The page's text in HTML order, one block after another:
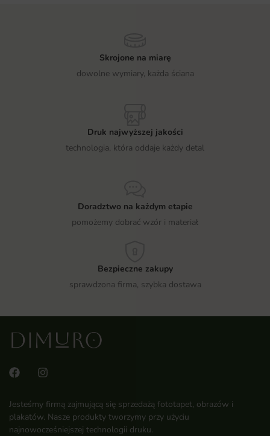
Skrojone na miarę
dowolne wymiary, każda ściana
Druk najwyższej jakości
technologia, która oddaje każdy detal
Doradztwo na każdym etapie
pomożemy dobrać wzór i materiał
Bezpieczne zakupy
sprawdzona firma, szybka dostawa
Jesteśmy firmą zajmującą się sprzedażą fototapet, obrazów i
plakatów. Nasze produkty tworzymy przy użyciu
najnowocześniejszej technologii druku.